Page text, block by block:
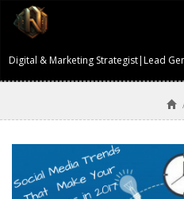
Digital & Marketing Strategist|Lead